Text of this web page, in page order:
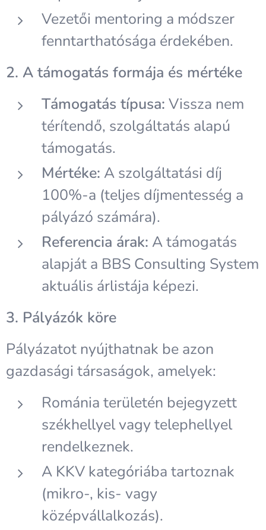
Vezetői mentoring a módszer
fenntarthatósága érdekében.
2. A támogatás formája és mértéke
Támogatás típusa: Vissza nem
térítendő, szolgáltatás alapú
támogatás.
Mértéke: A szolgáltatási díj
100%-a (teljes díjmentesség a
pályázó számára).
Referencia árak: A támogatás
alapját a BBS Consulting System
aktuális árlistája képezi.
3. Pályázók köre
Pályázatot nyújthatnak be azon
gazdasági társaságok, amelyek:
Románia területén bejegyzett
székhellyel vagy telephellyel
rendelkeznek.
A KKV kategóriába tartoznak
(mikro-, kis- vagy
középvállalkozás).